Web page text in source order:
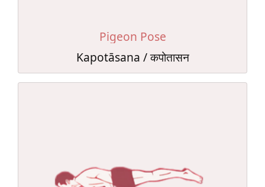
Pigeon Pose
Kapotāsana / कपोतासन